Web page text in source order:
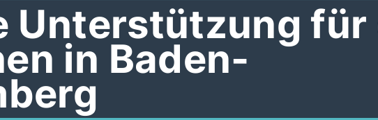
Unterstützung für
in Baden-